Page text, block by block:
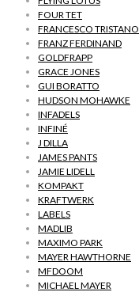
FOUR TET
FRANCESCO TRISTANO
FRANZ FERDINAND
GOLDFRAPP
GRACE JONES
GUI BORATTO
HUDSON MOHAWKE
INFADELS
INFINÉ
J DILLA
JAMES PANTS
JAMIE LIDELL
KOMPAKT
KRAFTWERK
LABELS
MADLIB
MAXIMO PARK
MAYER HAWTHORNE
MFDOOM
MICHAEL MAYER